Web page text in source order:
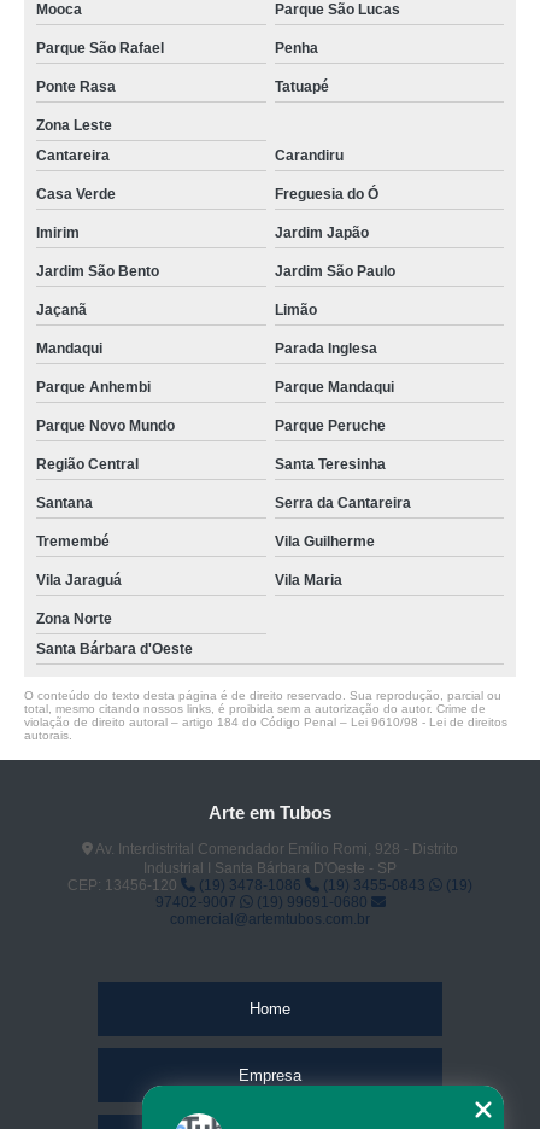
Mooca Parque São Lucas
Parque São Rafael Penha
Ponte Rasa Tatuapé
Zona Leste
Cantareira
Carandiru
Casa Verde Freguesia do Ó
Imirim Jardim Japão
Jardim São Bento Jardim São Paulo
Jaçanã Limão
Mandaqui Parada Inglesa
Parque Anhembi Parque Mandaqui
Parque Novo Mundo Parque Peruche
Região Central Santa Teresinha
Santana Serra da Cantareira
Tremembé Vila Guilherme
Vila Jaraguá Vila Maria
Zona Norte
Santa Bárbara d'Oeste
O conteúdo do texto desta página é de direito reservado. Sua reprodução, parcial ou
total, mesmo citando nossos links, é proibida sem a autorização do autor. Crime de
violação de direito autoral – artigo 184 do Código Penal – Lei 9610/98 - Lei de direitos
autorais
Arte em Tubos
Av. Interdistrital Comendador Emílio Romi, 928 - Distrito
Industrial I Santa Bárbara D'Oeste - SP
CEP: 13456-120
(19) 3478-1086 (19) 3455-0843
(19)
97402-9007
(19) 99691-0680
comercial@artemtubos.com.br
Home
Empresa